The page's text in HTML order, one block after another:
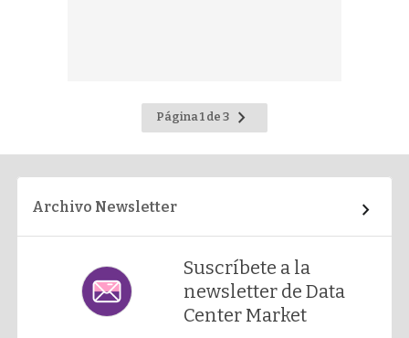
Página 1 de 3 Ir
a
Archivo Newsletter
Suscríbete a la
newsletter de Data
Center Market